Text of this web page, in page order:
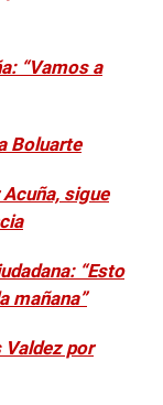
“Vamos a
Boluarte
sigue
“Esto
mañana”
Valdez por